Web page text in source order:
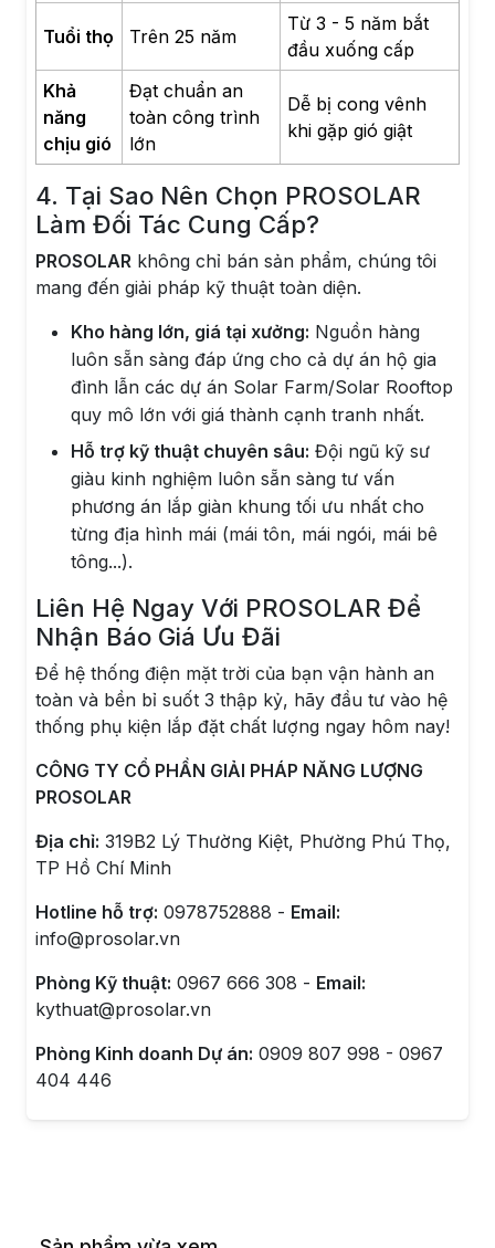
Tuổi thọ Trên 25 năm
Từ 3 - 5 năm bắt
đầu xuống cấp
Khả
năng
chịu gió
Đạt chuẩn an
toàn công trình
lớn
Dễ bị cong vênh
khi gặp gió giật
4. Tại Sao Nên Chọn PROSOLAR
Làm Đối Tác Cung Cấp?
PROSOLAR không chỉ bán sản phẩm, chúng tôi
mang đến giải pháp kỹ thuật toàn diện.
Kho hàng lớn, giá tại xưởng: Nguồn hàng
luôn sẵn sàng đáp ứng cho cả dự án hộ gia
đình lẫn các dự án Solar Farm/Solar Rooftop
quy mô lớn với giá thành cạnh tranh nhất.
Hỗ trợ kỹ thuật chuyên sâu: Đội ngũ kỹ sư
giàu kinh nghiệm luôn sẵn sàng tư vấn
phương án lắp giàn khung tối ưu nhất cho
từng địa hình mái (mái tôn, mái ngói, mái bê
tông...).
Liên Hệ Ngay Với PROSOLAR Để
Nhận Báo Giá Ưu Đãi
Để hệ thống điện mặt trời của bạn vận hành an
toàn và bền bỉ suốt 3 thập kỷ, hãy đầu tư vào hệ
thống phụ kiện lắp đặt chất lượng ngay hôm nay!
CÔNG TY CỔ PHẦN GIẢI PHÁP NĂNG LƯỢNG
PROSOLAR
Địa chỉ: 319B2 Lý Thường Kiệt, Phường Phú Thọ,
TP Hồ Chí Minh
Hotline hỗ trợ: 0978752888 - Email:
info@prosolar.vn
Phòng Kỹ thuật: 0967 666 308 - Email:
kythuat@prosolar.vn
Phòng Kinh doanh Dự án: 0909 807 998 - 0967
404 446